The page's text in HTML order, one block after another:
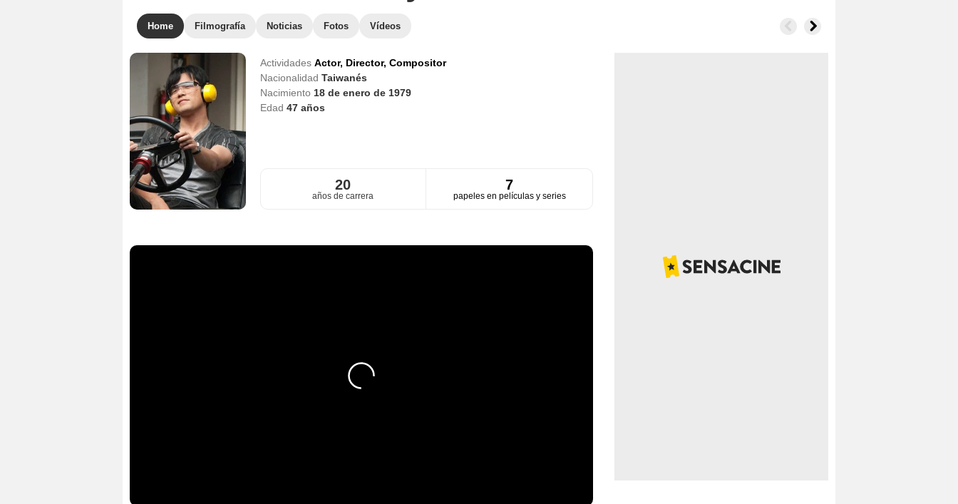
Home Filmografía Noticias Fotos Vídeos
Actividades Actor, Director, Compositor
Nacionalidad Taiwanés
Nacimiento 18 de enero de 1979
Edad 47años
20
años de carrera
7
papeles en películas y series